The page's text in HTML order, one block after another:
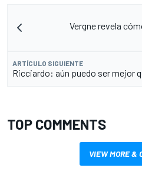
Vergne revela
ARTÍCULO SIGUIENTE
Ricciardo: aún puedo ser mejor
TOP COMMENTS
VIEW MORE &